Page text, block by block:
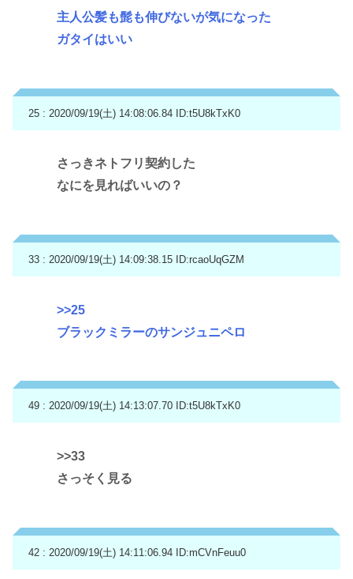
主人公髪も髭も伸びないが気になった
ガタイはいい
25 : 2020/09/19(土) 14:08:06.84 ID:t5U8kTxK0
さっきネトフリ契約した
なにを見ればいいの？
33 : 2020/09/19(土) 14:09:38.15 ID:rcaoUqGZM
>>25
ブラックミラーのサンジュニペロ
49 : 2020/09/19(土) 14:13:07.70 ID:t5U8kTxK0
>>33
さっそく見る
42 : 2020/09/19(土) 14:11:06.94 ID:mCVnFeuu0